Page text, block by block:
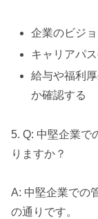
企業のビジ
キャリアパ
給与や福利
か確認する
5. Q: 中堅企業で
りますか？
A: 中堅企業での
の通りです。